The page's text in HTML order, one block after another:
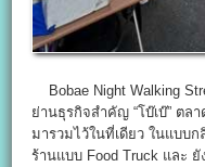
Bobae Night Walking
ย่านธุรกิจสำคัญ “โบ๊เบ๊” ต
มารวมไว้ในที่เดียว ในแบบ
ร้านแบบ Food Truck และ